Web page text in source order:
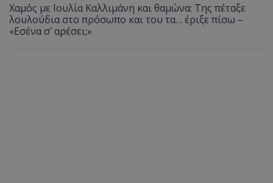
Χαμός με Ιουλία Καλλιμάνη και θαμώνα: Της πέταξε
λουλούδια στο πρόσωπο και του τα… έριξε πίσω –
«Εσένα σ’ αρέσει;»